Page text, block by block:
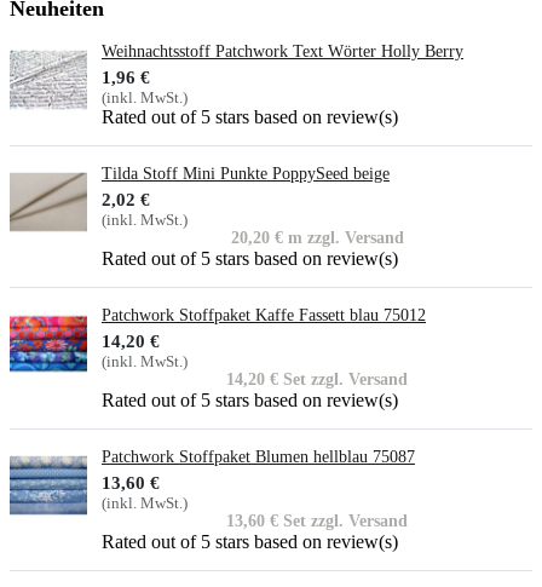
Neuheiten
Weihnachtsstoff Patchwork Text Wörter Holly Berry
1,96 €
(inkl. MwSt.)
Rated out of 5 stars based on review(s)
Tilda Stoff Mini Punkte PoppySeed beige
2,02 €
(inkl. MwSt.)
20,20 € m zzgl. Versand
Rated out of 5 stars based on review(s)
Patchwork Stoffpaket Kaffe Fassett blau 75012
14,20 €
(inkl. MwSt.)
14,20 € Set zzgl. Versand
Rated out of 5 stars based on review(s)
Patchwork Stoffpaket Blumen hellblau 75087
13,60 €
(inkl. MwSt.)
13,60 € Set zzgl. Versand
Rated out of 5 stars based on review(s)